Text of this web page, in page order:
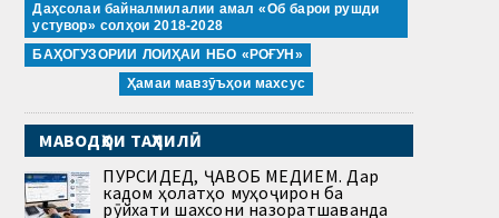
Даҳсолаи байналмилалии амал «Об барои рушди
устувор» солҳои 2018-2028
БАҲОГУЗОРИИ ЛОИҲАИ НБО «РОҒУН»
Ҳамаи мавзӯъҳои махсус
МАВОДҲОИ ТАҲЛИЛӢ
ПУРСИДЕД, ҶАВОБ МЕДИҲЕМ. Дар
кадом ҳолатҳо муҳоҷирон ба
рӯйхати шахсони назоратшаванда